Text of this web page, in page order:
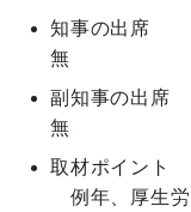
知事の出席
無
副知事の出席
無
取材ポイント
例年、厚生労